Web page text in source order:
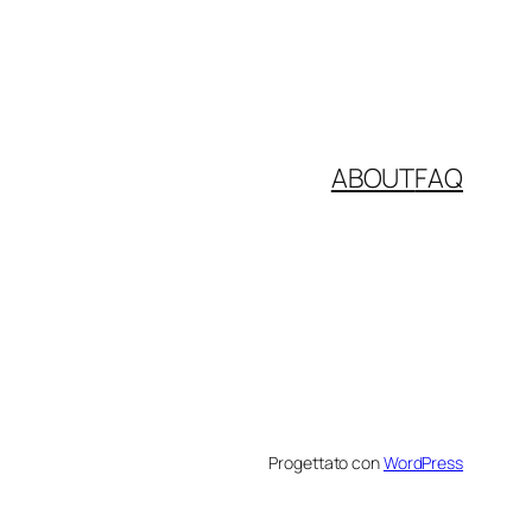
ABOUTFAQ
Progettato conWordPress